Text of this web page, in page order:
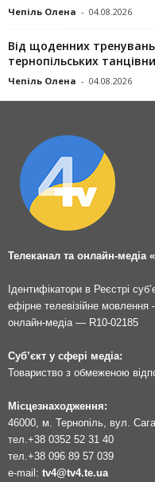
Чепіль Олена - 04.08.2026
Від щоденних тренувань
тернопільських
Чепіль Олена - 04.08.2026
Телеканал та онлайн-медіа
Ідентифікатори в Реєстрі
ефірне телевізійне
онлайн-медіа — R10-02185
Суб’єкт у сфері медіа:
Товариство з обмеженою
Місцезнаходження:
46000, м. Тернопіль, вул.
тел. +38 0352 52 31 40
тел. +38 096 89 57 039
e-mail: tv4@tv4.te.ua